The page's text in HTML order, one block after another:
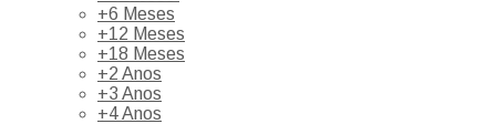
+6 Meses
+12 Meses
+18 Meses
+2 Anos
+3 Anos
+4 Anos